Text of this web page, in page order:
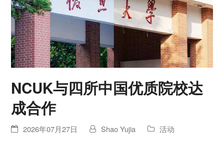
NCUK与四所中国优质院校达
成合作
2026年07月27日 Shao Yujia 活动